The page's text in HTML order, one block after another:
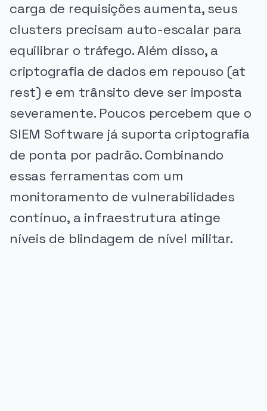
carga de requisições aumenta, seus
clusters precisam auto-escalar para
equilibrar o tráfego. Além disso, a
criptografia de dados em repouso (at
rest) e em trânsito deve ser imposta
severamente. Poucos percebem que o
SIEM Software já suporta criptografia
de ponta por padrão. Combinando
essas ferramentas com um
monitoramento de vulnerabilidades
contínuo, a infraestrutura atinge
níveis de blindagem de nível militar.